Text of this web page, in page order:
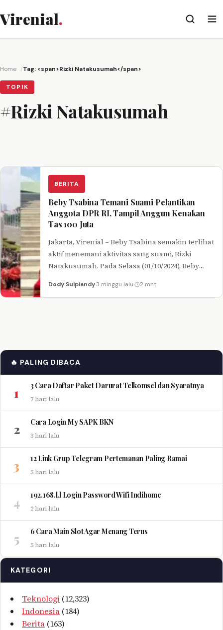
Virenial.
Home Tag: <span>Rizki Natakusumah</span>
TOPIK
#Rizki Natakusumah
BERITA
Beby Tsabina Temani Suami Pelantikan
Anggota DPR RI, Tampil Anggun Kenakan
Tas 100 Juta
Jakarta, Virenial – Beby Tsabina semakin terlihat
aktif menemani aktivitas sang suami, Rizki
Natakusumah. Pada Selasa (01/10/2024), Beby
sang…
Dody Sulpiandy·3 minggu lalu· 2 mnt
🔥 PALING DIBACA
1 3 Cara Daftar Paket Darurat Telkomsel dan Syaratnya
7 hari lalu
2 Cara Login My SAPK BKN
3 hari lalu
3 12 Link Grup Telegram Pertemanan Paling Ramai
5 hari lalu
4 192.168.l.l Login Password Wifi Indihome
2 hari lalu
5 6 Cara Main Slot Agar Menang Terus
5 hari lalu
KATEGORI
Teknologi (12,323)
Indonesia (184)
Berita (163)